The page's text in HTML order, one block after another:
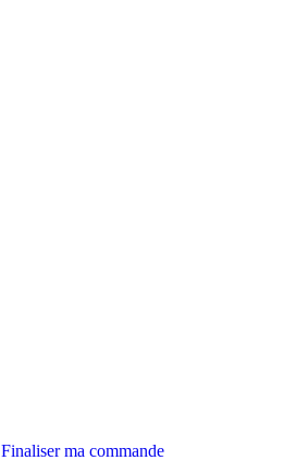
Finaliser ma commande